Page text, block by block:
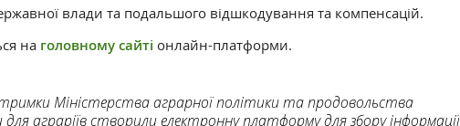
влади та подальшого відшкодування та компенсацій.
на головному сайті онлайн-платформи.
Міністерства аграрної політики та продовольства
для аграріїв створили електронну платформу для збору інформації